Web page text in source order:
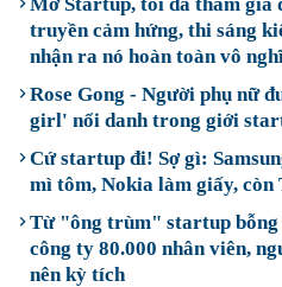
truyền cảm hứng, thi sáng
nhận ra nó hoàn toàn vô
Rose Gong - Người phụ nữ
girl' nổi danh trong giới
Cứ startup đi! Sợ gì:
mì tôm, Nokia làm giấy, còn
Từ "ông trùm" startup bỗng
công ty 80.000 nhân viên,
nên kỳ tích